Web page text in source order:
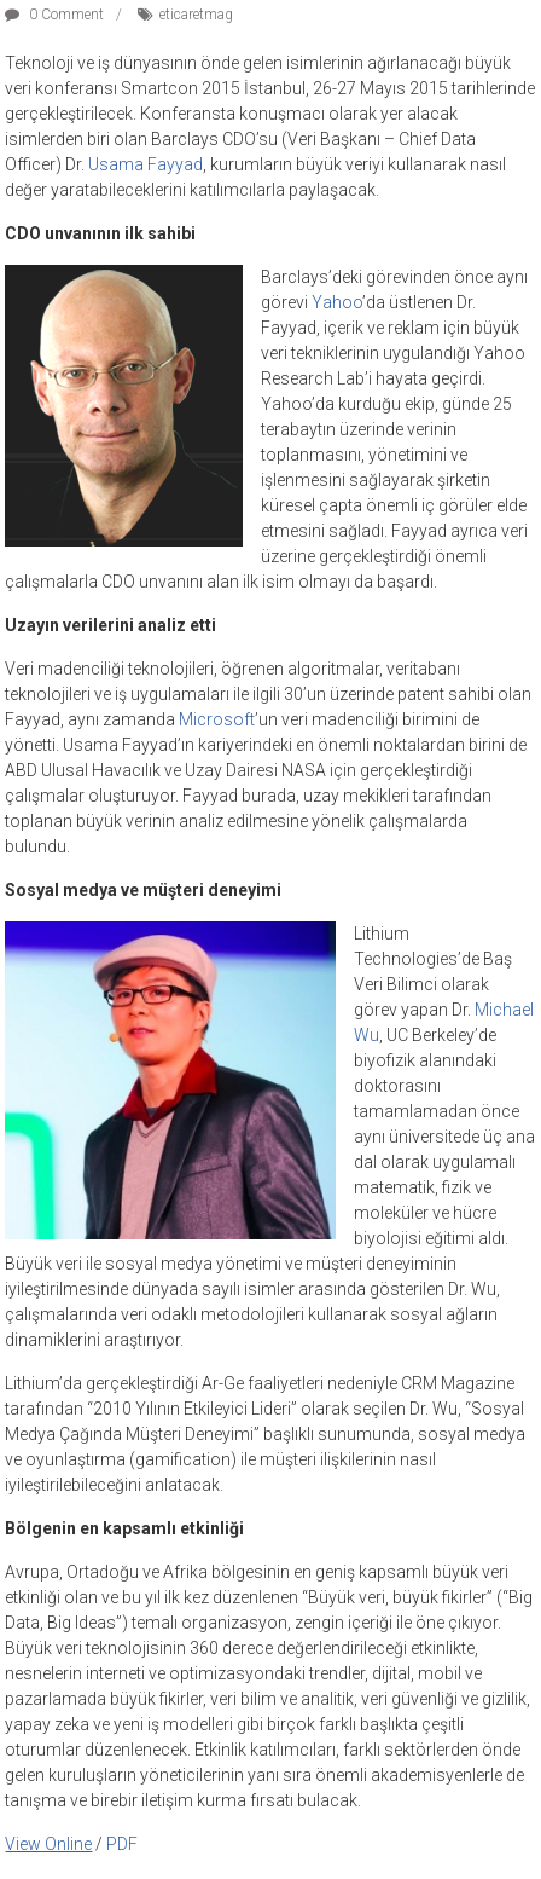
0 Comment eticaretmag
Teknoloji ve iş dünyasının önde gelen isimlerinin ağırlanacağı büyük
veri konferansı Smartcon 2015 İstanbul, 26-27 Mayıs 2015 tarihlerinde
gerçekleştirilecek. Konferansta konuşmacı olarak yer alacak
isimlerden biri olan Barclays CDO’su (Veri Başkanı – Chief Data
Officer) Dr. Usama Fayyad, kurumların büyük veriyi kullanarak nasıl
değer yaratabileceklerini katılımcılarla paylaşacak.
CDO unvanının ilk sahibi
Barclays’deki görevinden önce aynı
göreviYahoo’da üstlenen Dr.
Fayyad, içerik ve reklam için büyük
veri tekniklerinin uygulandığı Yahoo
Research Lab’i hayata geçirdi.
Yahoo’da kurduğu ekip, günde 25
terabaytın üzerinde verinin
toplanmasını, yönetimini ve
işlenmesini sağlayarak şirketin
küresel çapta önemli iç görüler elde
etmesini sağladı. Fayyad ayrıca veri
üzerine gerçekleştirdiği önemli
çalışmalarla CDO unvanını alan ilk isim olmayı da başardı.
Uzayın verilerini analiz etti
Veri madenciliği teknolojileri, öğrenen algoritmalar, veritabanı
teknolojileri ve iş uygulamaları ile ilgili 30’un üzerinde patent sahibi olan
Fayyad, aynı zamanda Microsoft’un veri madenciliği birimini de
yönetti. Usama Fayyad’ın kariyerindeki en önemli noktalardan birini de
ABD Ulusal Havacılık ve Uzay Dairesi NASA için gerçekleştirdiği
çalışmalar oluşturuyor. Fayyad burada, uzay mekikleri tarafından
toplanan büyük verinin analiz edilmesine yönelik çalışmalarda
bulundu.
Sosyal medya ve müşteri deneyimi
Lithium
Technologies’de Baş
Veri Bilimci olarak
görev yapan Dr. Michael
Wu, UC Berkeley’de
biyofizik alanındaki
doktorasını
tamamlamadan önce
aynı üniversitede üç ana
dal olarak uygulamalı
matematik, fizik ve
moleküler ve hücre
biyolojisi eğitimi aldı.
Büyük veri ile sosyal medya yönetimi ve müşteri deneyiminin
iyileştirilmesinde dünyada sayılı isimler arasında gösterilen Dr. Wu,
çalışmalarında veri odaklı metodolojileri kullanarak sosyal ağların
dinamiklerini araştırıyor.
Lithium’da gerçekleştirdiği Ar-Ge faaliyetleri nedeniyle CRM Magazine
tarafından “2010 Yılının Etkileyici Lideri” olarak seçilen Dr. Wu, “Sosyal
Medya Çağında Müşteri Deneyimi” başlıklı sunumunda, sosyal medya
ve oyunlaştırma (gamification) ile müşteri ilişkilerinin nasıl
iyileştirilebileceğini anlatacak.
Bölgenin en kapsamlı etkinliği
Avrupa, Ortadoğu ve Afrika bölgesinin en geniş kapsamlı büyük veri
etkinliği olan ve bu yıl ilk kez düzenlenen “Büyük veri, büyük fikirler” (“Big
Data, Big Ideas”) temalı organizasyon, zengin içeriği ile öne çıkıyor.
Büyük veri teknolojisinin 360 derece değerlendirileceği etkinlikte,
nesnelerin interneti ve optimizasyondaki trendler, dijital, mobil ve
pazarlamada büyük fikirler, veri bilim ve analitik, veri güvenliği ve gizlilik,
yapay zeka ve yeni iş modelleri gibi birçok farklı başlıkta çeşitli
oturumlar düzenlenecek. Etkinlik katılımcıları, farklı sektörlerden önde
gelen kuruluşların yöneticilerinin yanı sıra önemli akademisyenlerle de
tanışma ve birebir iletişim kurma fırsatı bulacak.
View Online/ PDF